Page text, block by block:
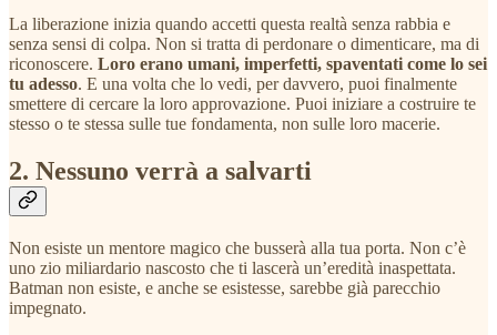
La liberazione inizia quando accetti questa realtà senza rabbia e
senza sensi di colpa. Non si tratta di perdonare o dimenticare, ma di
riconoscere. Loro erano umani, imperfetti, spaventati come lo sei
tu adesso. E una volta che lo vedi, per davvero, puoi finalmente
smettere di cercare la loro approvazione. Puoi iniziare a costruire te
stesso o te stessa sulle tue fondamenta, non sulle loro macerie.
2. Nessuno verrà a salvarti
Non esiste un mentore magico che busserà alla tua porta. Non c’è
uno zio miliardario nascosto che ti lascerà un’eredità inaspettata.
Batman non esiste, e anche se esistesse, sarebbe già parecchio
impegnato.